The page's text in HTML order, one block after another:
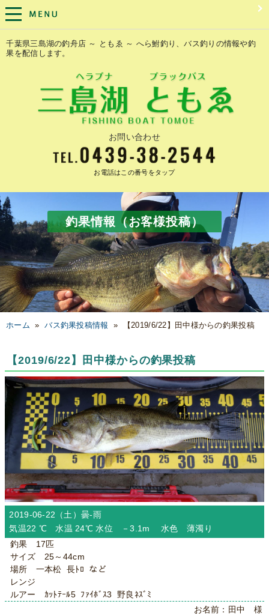
千葉県三島湖の釣舟店 ～ ともゑ ～ へら鮒釣り、バス釣りの情報や釣
果を配信します。
お問い合わせ
お電話はこの番号をタップ
釣果情報（お客様投稿）
ホーム »バス釣果投稿情報 » 【2019/6/22】田中様からの釣果投稿
【2019/6/22】田中様からの釣果投稿
2019-06-22（土）曇-雨
気温22 ℃ 水温 24℃ 水位 －3.1m 水色 薄濁り
釣果 17匹
サイズ 25～44cm
場所 一本松 長ﾄﾛ など
レンジ
ルアー ｶｯﾄﾃｰﾙ5 ﾌｧｲﾎﾞｽ3 野良ﾈｽﾞﾐ
お名前：田中 様